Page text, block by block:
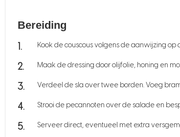
Bereiding
Kook de couscous volgens de aanwijzing
Maak de dressing door olijfolie, honing en
Verdeel de sla over twee borden. Voeg
Strooi de pecannoten over de salade en
Serveer direct, eventueel met extra